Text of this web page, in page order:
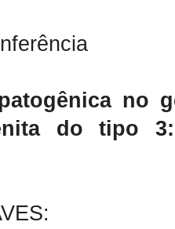
no
do tipo